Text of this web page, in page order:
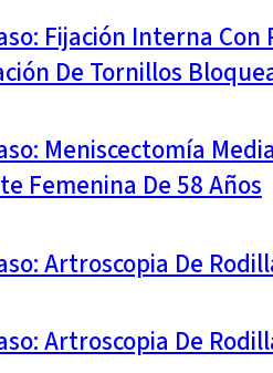
Fijación Interna
De Tornillos
Meniscectomía
Femenina De 58 Años
Artroscopia De
Artroscopia De